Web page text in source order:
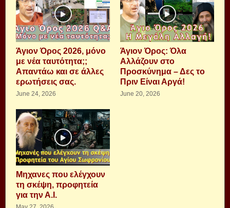
Άγιον Όρος 2026, μόνο
με νέα ταυτότητα;;
Απαντάω και σε άλλες
ερωτήσεις σας.
June 24, 2026
Άγιον Όρος: Όλα
Αλλάζουν στο
Προσκύνημα – Δες το
Πριν Είναι Αργά!
June 20, 2026
Μηχανες που ελέγχουν
τη σκέψη, προφητεία
για την Α.Ι.